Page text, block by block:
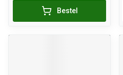
Bestel